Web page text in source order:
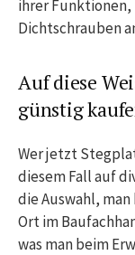
ihrer
Dichtschrauben
Auf diese
günstig
Wer jetzt
diesem Fall auf
die Auswahl,
Ort im
was man beim